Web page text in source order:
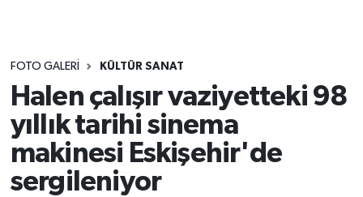
FOTO GALERI KÜLTÜR SANAT
Halen çalışır vaziyetteki 98
yıllık tarihi sinema
makinesi Eskişehir'de
sergileniyor
SPOR
YAŞAM
Son Dakika Haberleri
Haber Arşivi